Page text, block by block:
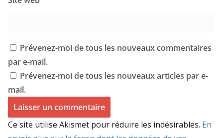
Prévenez-moi de tous les nouveaux commentaires
par e-mail.
Prévenez-moi de tous les nouveaux articles par e-
mail.
Ce site utilise Akismet pour réduire les indésirables. En